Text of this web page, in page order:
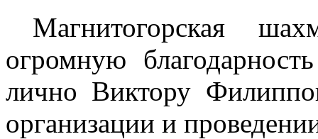
Магнитогорская
огромную
лично Виктору
организации и